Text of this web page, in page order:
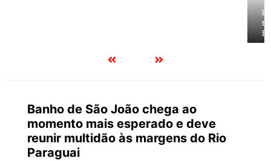
Banho de São João chega ao
momento mais esperado e deve
reunir multidão às margens do Rio
Paraguai